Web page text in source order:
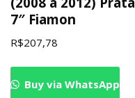
7″ Fiamon
R$207,78
Buy via WhatsApp